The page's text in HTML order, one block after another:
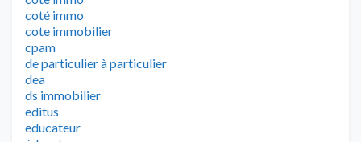
coté immo
cote immobilier
cpam
de particulier à particulier
dea
ds immobilier
editus
educateur